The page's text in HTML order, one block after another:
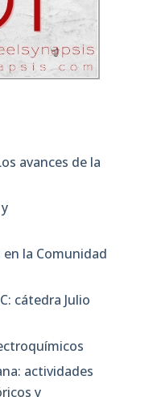
avances de la
la Comunidad
cátedra Julio
actividades
y